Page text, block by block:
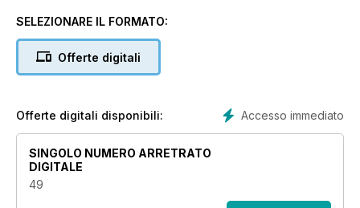
SELEZIONARE IL FORMATO:
Offerte digitali
Accesso immediato
Offerte digitali disponibili:
SINGOLO NUMERO ARRETRATO
DIGITALE
49